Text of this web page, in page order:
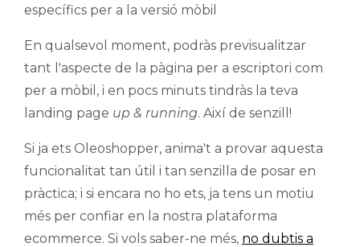
específics per a la versió mòbil
En qualsevol moment, podràs previsualitzar
tant l'aspecte de la pàgina per a escriptori com
per a mòbil, i en pocs minuts tindràs la teva
landing page up & running. Així de senzill!
Si ja ets Oleoshopper, anima't a provar aquesta
funcionalitat tan útil i tan senzilla de posar en
pràctica; i si encara no ho ets, ja tens un motiu
més per confiar en la nostra plataforma
ecommerce. Si vols saber-ne més, no dubtis a